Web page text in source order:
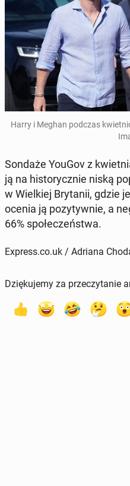
Harry i Meghan podczas
Sondaże YouGov z
ją na hi­sto­rycz­nie niską
w Wiel­kiej Bry­ta­nii, gdzie
ocenia ją po­zy­tyw­nie, a
66% spo­łe­czeń­stwa.
Express.co.uk / Adriana
Dziękujemy za przeczytanie